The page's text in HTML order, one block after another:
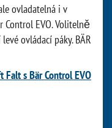
ovladatelná i v
Control EVO. Volitelně
ovládací páky. BÄR
s Bär Control EVO